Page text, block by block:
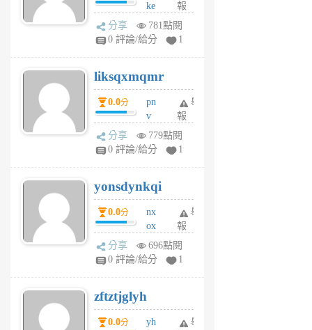
前
ke
rv
pj
6
個
月
前
報
分享
781點閱
0 評論/給分
1
liksqxmqmr
0.0分
pn
v
wt
sv
6
個
月
前
舉
報
分享
779點閱
0 評論/給分
1
yonsdynkqi
0.0分
nx
ox
rh
pe
月
前
舉
報
分享
696點閱
0 評論/給分
1
zftztjglyh
0.0分
yh
舉